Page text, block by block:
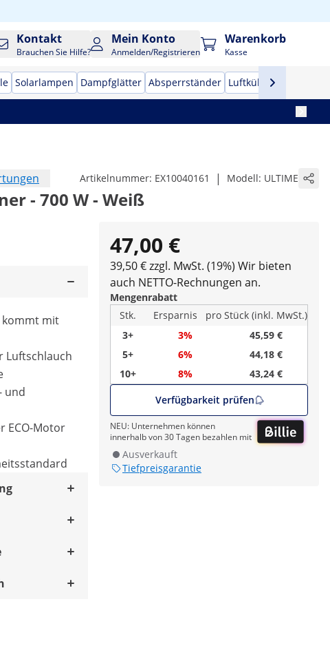
Kontakt
Brauchen Sie Hilfe?
Mein Konto
Anmelden/Registrieren
Warenkorb
Kasse
Solarlampen Dampfglätter Absperrständer Luftkühler
Artikelnummer: EX10040161 | Modell: ULTIME
- 700 W - Weiß
47,00 €
39,50 € zzgl. MwSt. (19%) Wir bieten
auch NETTO-Rechnungen an.
Mengenrabatt
Stk.
Ersparnis
pro Stück (inkl. MwSt.)
3+
3%
45,59 €
5+
6%
44,18 €
10+
8%
43,24 €
Verfügbarkeit prüfen
NEU: Unternehmen können
innerhalb von 30 Tagen bezahlen mit
Ausverkauft
Tiefpreisgarantie
kommt mit
Luftschlauch
und
ECO-Motor